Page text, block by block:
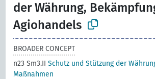
der Währung,
Agiohandels
BROADER CONCEPT
n23 Sm3.IISchutz und Stützung der
Maßnahmen